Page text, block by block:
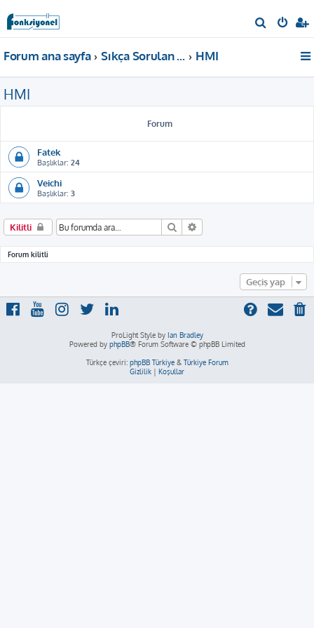
r
Forum ana sayfa Sıkça Sorulan Sorular HMI
HMI
Forum
Fatek
Başlıklar: 24
Veichi
Başlıklar: 3
Kilitli Ara
Forum kilitli
Geçiş yap
ProLight Style by Ian Bradley
Powered by phpBB® Forum Software © phpBB Limited
Türkçe çeviri: phpBB Türkiye& Türkiye Forum
Gizlilik | Koşullar